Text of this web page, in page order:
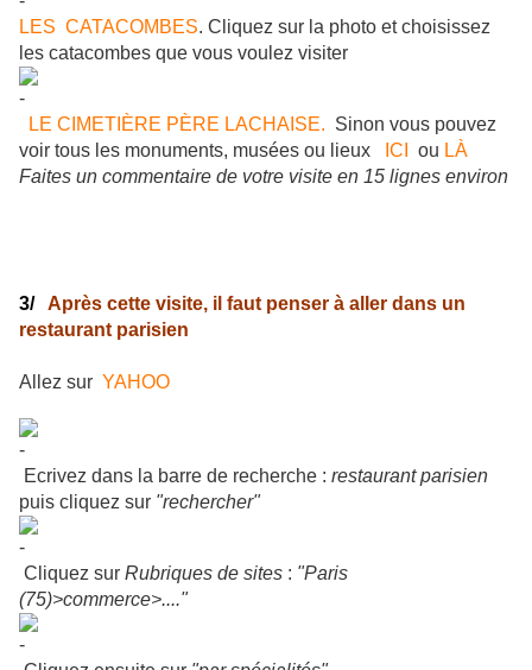
LES CATACOMBES. Cliquez sur la photo et choisissez
les catacombes que vous voulez visiter
LE CIMETIÈRE PÈRE LACHAISE. Sinon vous pouvez
voir tous les monuments, musées ou lieux
ICI ou LÀ
Faites un commentaire de votre visite en 15 lignes environ
3/
Après cette visite, il faut penser à aller dans un
restaurant parisien
Allez sur YAHOO
Ecrivez dans la barre de recherche : restaurant parisien
puis cliquez sur "rechercher"
Cliquez sur Rubriques de sites : "Paris
(75)>commerce>...."